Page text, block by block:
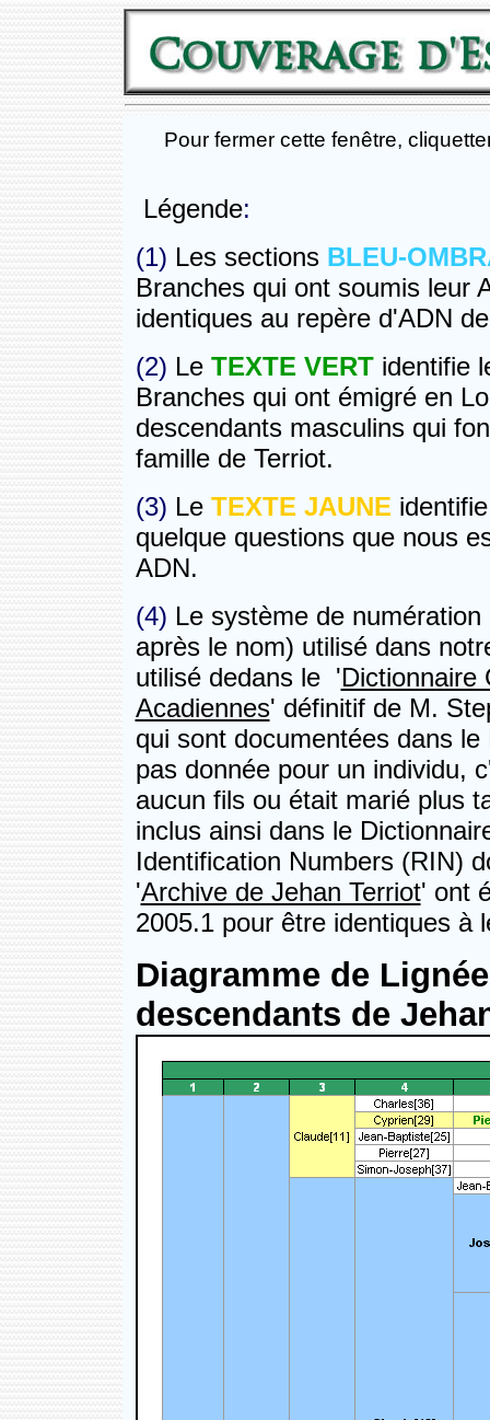
Pour fermer cette fenêtre,
Légende:
(1) Les sections BLEU-
Branches qui ont soumis leur
identiques au repère d'ADN
(2) Le TEXTE VERT identifie
Branches qui ont émigré en
descendants masculins qui
famille de Terriot.
(3) Le TEXTE JAUNE
quelque questions que nous
ADN.
(4) Le système de
après le nom) utilisé dans
utilisé dedans le 'Dictionnaire
Acadiennes' définitif de M.
qui sont documentées dans
pas donnée pour un individu,
aucun fils ou était marié plus
inclus ainsi dans le
Identification Numbers (RIN)
'Archive de Jehan Terriot' ont
2005.1 pour être identiques à
Diagramme de
descendants de